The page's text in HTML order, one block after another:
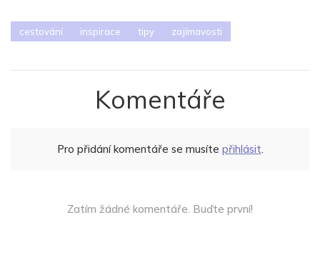
cestování inspirace tipy zajímavosti
Komentáře
Pro přidání komentáře se musíte přihlásit.
Zatím žádné komentáře. Buďte první!